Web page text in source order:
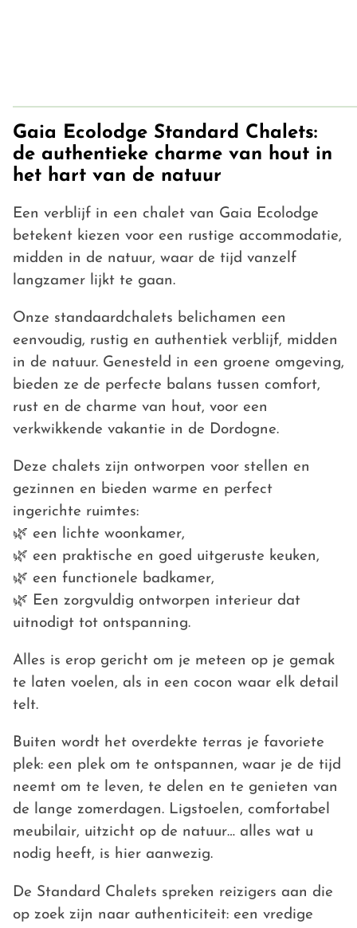
Gaia Ecolodge Standard Chalets:
de authentieke charme van hout in
het hart van de natuur
Een verblijf in een chalet van Gaia Ecolodge
betekent kiezen voor een rustige accommodatie,
midden in de natuur, waar de tijd vanzelf
langzamer lijkt te gaan.
Onze standaardchalets belichamen een
eenvoudig, rustig en authentiek verblijf, midden
in de natuur. Genesteld in een groene omgeving,
bieden ze de perfecte balans tussen comfort,
rust en de charme van hout, voor een
verkwikkende vakantie in de Dordogne.
Deze chalets zijn ontworpen voor stellen en
gezinnen en bieden warme en perfect
ingerichte ruimtes:
🌿 een lichte woonkamer,
🌿 een praktische en goed uitgeruste keuken,
🌿 een functionele badkamer,
🌿 Een zorgvuldig ontworpen interieur dat
uitnodigt tot ontspanning.
Alles is erop gericht om je meteen op je gemak
te laten voelen, als in een cocon waar elk detail
telt.
Buiten wordt het overdekte terras je favoriete
plek: een plek om te ontspannen, waar je de tijd
neemt om te leven, te delen en te genieten van
de lange zomerdagen. Ligstoelen, comfortabel
meubilair, uitzicht op de natuur… alles wat u
nodig heeft, is hier aanwezig.
De Standard Chalets spreken reizigers aan die
op zoek zijn naar authenticiteit: een vredige